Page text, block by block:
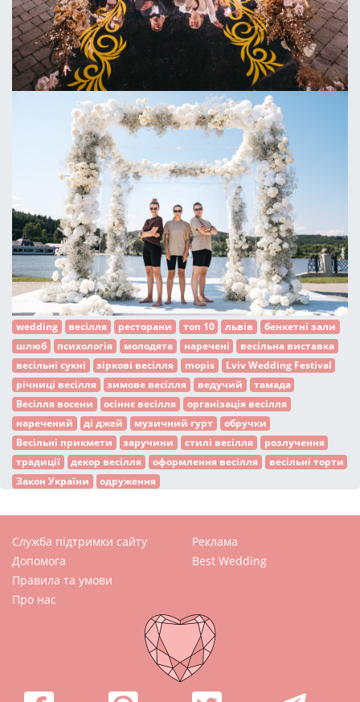
wedding весілля ресторани топ 10 львів
бенкетні зали
шлюб
психологія молодята наречені
весільна виставка
весільні сукні
зіркові весілля mopis
Lviv Wedding Festival
річниці весілля
зимове весілля ведучий
тамада
Весілля восени
осіннє весілля
організація весілля
наречений
ді джей музичний гурт
обручки
Весільні прикмети
заручини стилі весілля
розлучення
традиції
декор весілля оформлення весілля
весільні торти
Закон України
одруження
Служба підтримки сайту
Допомога
Правила та умови
Про нас
Реклама
Best Wedding